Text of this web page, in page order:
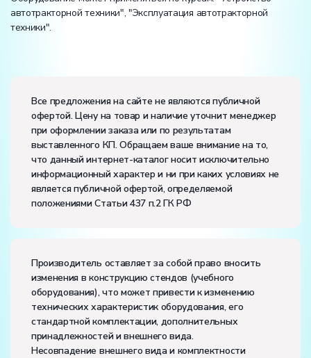
автотракторной техники", "Эксплуатация автотракторной
техники".
Размеры (Д x Ш x В):
Потребляемая мощность, В·А:0
Электропитание:
напряжение, В:220
частота, Гц:50
Класс защиты от поражения электрическим током:
Диапазон рабочих температур, ˚С:+10…+35
Влажность, %:до 80
Все предложения на сайте не являются публичной
офертой. Цену на товар и наличие уточнит менеджер
при оформлении заказа или по результатам
выставленного КП. Обращаем ваше внимание на то,
что данный интернет-каталог носит исключительно
информационный характер и ни при каких условиях не
является публичной офертой, определяемой
положениями Статьи 437 п.2 ГК РФ
Производитель оставляет за собой право вносить
изменения в конструкцию стендов (учебного
оборудования), что может привести к изменению
технических характеристик оборудования, его
стандартной комплектации, дополнительных
принадлежностей и внешнего вида.
Несовпадение внешнего вида и комплектности